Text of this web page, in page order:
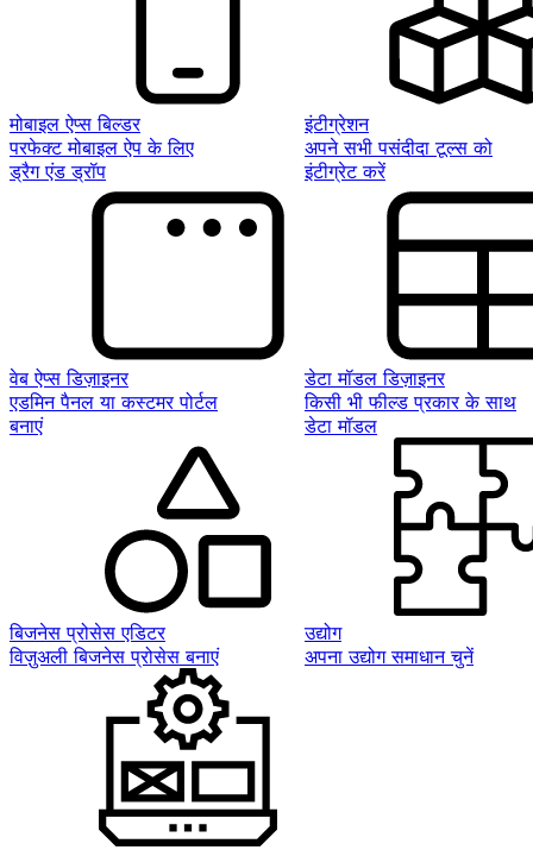
मोबाइल ऐप्स बिल्डर
परफेक्ट मोबाइल ऐप के लिए
ड्रैग एंड ड्रॉप
इंटीग्रेशन
अपने सभी पसंदीदा टूल्स को
इंटीग्रेट करें
वेब ऐप्स डिज़ाइनर
एडमिन पैनल या कस्टमर पोर्टल
बनाएं
डेटा मॉडल डिज़ाइनर
किसी भी फील्ड प्रकार के साथ
डेटा मॉडल
बिजनेस प्रोसेस एडिटर
विज़ुअली बिजनेस प्रोसेस बनाएं
उद्योग
अपना उद्योग समाधान चुनें